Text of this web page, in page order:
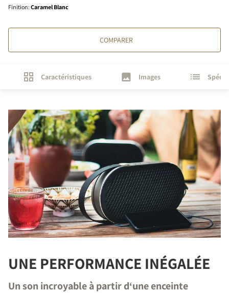
Finition: Caramel Blanc
COMPARER
Caractéristiques Images
UNE PERFORMANCE INÉGALÉE
Un son incroyable à partir d‘une enceinte